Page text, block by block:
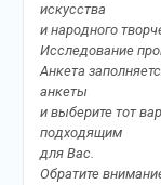
искусства
и народного
Исследование
Анкета
анкеты
и выберите тот
подходящим
для Вас.
Обратите